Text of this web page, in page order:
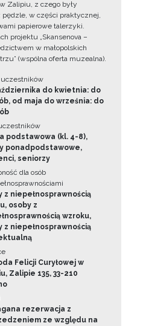
Zalipiu, z czego były
pędzle, w części praktycznej,
papierowe talerzyki.
projektu „Skansenova –
w małopolskich
(wspólna oferta muzealna).
uczestników
do kwietnia: do
od maja do września: do
podstawowa (kl. 4-8),
ponadpodstawowe,
seniorzy
dla osób
z niepełnosprawnością
osoby z
wzroku,
z niepełnosprawnością
Felicji Curyłowej w
Zalipie 135, 33-210
rezerwacja z
ze względu na